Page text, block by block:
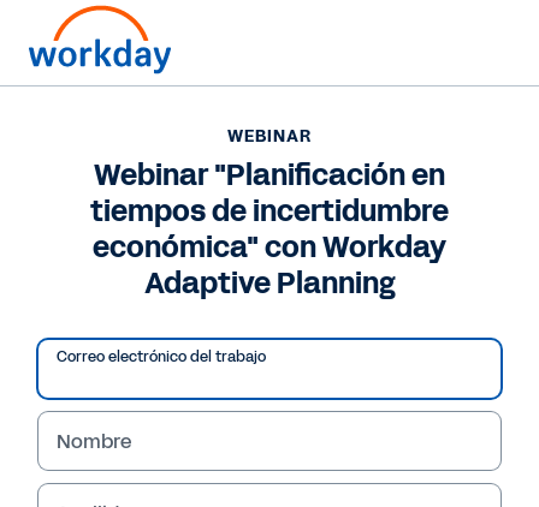
WEBINAR
Webinar "Planificación
WEBINAR
Webinar "Planificación en
tiempos de incertidumbre
económica" con Workday
Adaptive Planning
Correo electrónico del trabajo
Nombre